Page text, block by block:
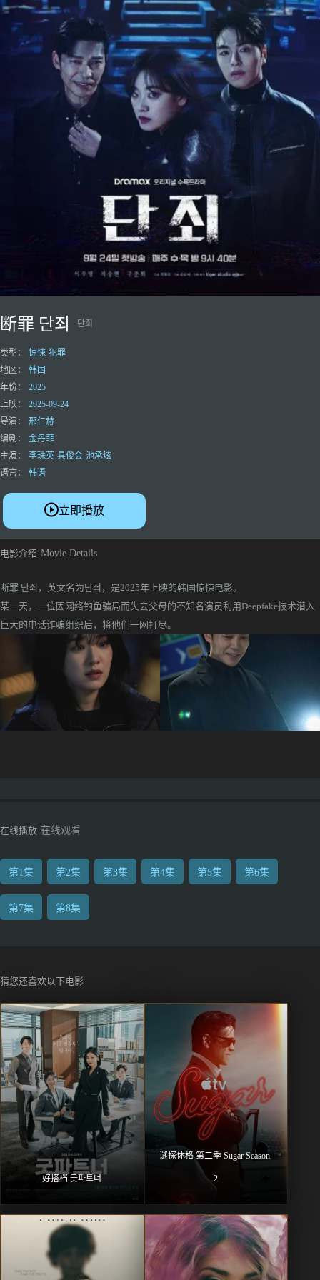
断罪 단죄 단죄
类型： 惊悚 犯罪
地区：
韩国
年份：
2025
上映：
2025-09-24
导演：
邢仁赫
编剧：
金丹菲
主演：
李珠英 具俊会 池承炫
语言：
韩语
立即播放
电影介绍 Movie Details
断罪 단죄，英文名为단죄，是2025年上映的韩国惊悚电影。
某一天，一位因网络钓鱼骗局而失去父母的不知名演员利用Deepfake技术潜入
巨大的电话诈骗组织后，将他们一网打尽。
在线播放 在线观看
第1集 第2集 第3集 第4集 第5集 第6集
第7集 第8集
猜您还喜欢以下电影
好搭档 굿파트너
谜探休格 第二季 Sugar Season
2